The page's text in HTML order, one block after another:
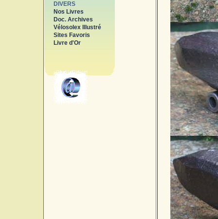
DIVERS
Nos Livres
Doc. Archives
Vélosolex Illustré
Sites Favoris
Livre d'Or